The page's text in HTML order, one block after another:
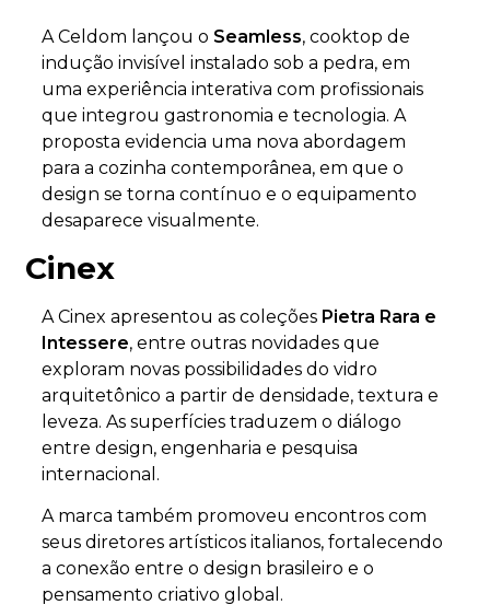
A Celdom lançou o Seamless, cooktop de
indução invisível instalado sob a pedra, em
uma experiência interativa com profissionais
que integrou gastronomia e tecnologia. A
proposta evidencia uma nova abordagem
para a cozinha contemporânea, em que o
design se torna contínuo e o equipamento
desaparece visualmente.
Cinex
A Cinex apresentou as coleções Pietra Rara e
Intessere, entre outras novidades que
exploram novas possibilidades do vidro
arquitetônico a partir de densidade, textura e
leveza. As superfícies traduzem o diálogo
entre design, engenharia e pesquisa
internacional.
A marca também promoveu encontros com
seus diretores artísticos italianos, fortalecendo
a conexão entre o design brasileiro e o
pensamento criativo global.